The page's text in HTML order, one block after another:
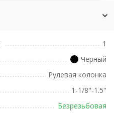
1
Черный
Рулевая колонка
1-1/8"-1.5"
Безрезьбовая